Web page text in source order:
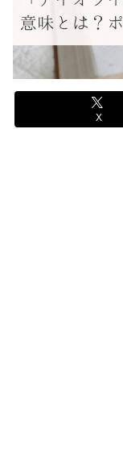
X